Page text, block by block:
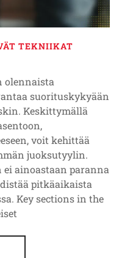
TEKNIIKAT
olennaista
suorituskykyään
Keskittymällä
voit kehittää
juoksutyylin.
ainoastaan paranna
pitkäaikaista
Key sections in the